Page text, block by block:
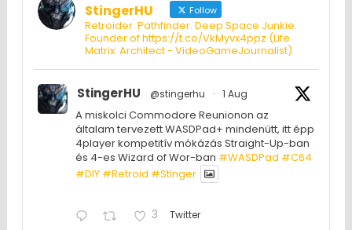
StingerHU Follow
Retroider. Pathfinder. Deep Space Junkie.
Founder of https://t.co/VkMyvx4ppz (Life
Matrix: Architect - VideoGameJournalist)
StingerHU @stingerhu · 1 Aug
A miskolci Commodore Reunionon az
általam tervezett WASDPad+ mindenütt, itt épp
4player kompetitív mókázás Straight-Up-ban
és 4-es Wizard of Wor-ban #WASDPad #C64
#DIY #Retroid #Stinger
3 Twitter